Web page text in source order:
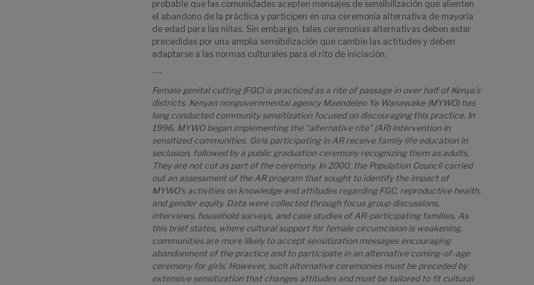
probable que las comunidades acepten mensajes de sensibilización que alienten
el abandono de la práctica y participen en una ceremonia alternativa de mayoría
de edad para las niñas. Sin embargo, tales ceremonias alternativas deben estar
precedidas por una amplia sensibilización que cambie las actitudes y deben
adaptarse a las normas culturales para el rito de iniciación.
---
Female genital cutting (FGC) is practiced as a rite of passage in over half of Kenya’s
districts. Kenyan nongovernmental agency Maendeleo Ya Wanawake (MYWO) has
long conducted community sensitization focused on discouraging this practice. In
1996, MYWO began implementing the “alternative rite” (AR) intervention in
sensitized communities. Girls participating in AR receive family life education in
seclusion, followed by a public graduation ceremony recognizing them as adults.
They are not cut as part of the ceremony. In 2000, the Population Council carried
out an assessment of the AR program that sought to identify the impact of
MYWO’s activities on knowledge and attitudes regarding FGC, reproductive health,
and gender equity. Data were collected through focus group discussions,
interviews, household surveys, and case studies of AR-participating families. As
this brief states, where cultural support for female circumcision is weakening,
communities are more likely to accept sensitization messages encouraging
abandonment of the practice and to participate in an alternative coming-of-age
ceremony for girls. However, such alternative ceremonies must be preceded by
extensive sensitization that changes attitudes and must be tailored to fit cultural